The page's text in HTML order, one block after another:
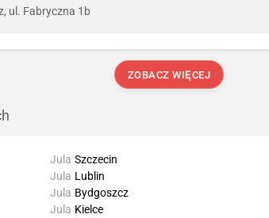
ul. Fabryczna 1b
ZOBACZ WIĘCEJ
Jula Szczecin
Jula Lublin
Jula Bydgoszcz
Jula Kielce